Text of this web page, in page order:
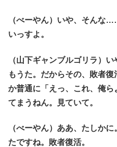
（べーやん）いや、そんな
いっすよ。
（山下ギャンブルゴリラ）
もうた。だからその、敗者
か普通に「えっ、これ、俺
てまうねん。見ていて。
（べーやん）ああ、たしか
たですね。敗者復活。